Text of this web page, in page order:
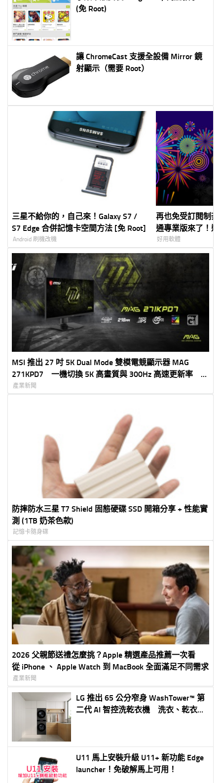
(免 Root)
讓 ChromeCast 支援全設備 Mirror 鏡
射顯示（需要 Root）
三星不給你的，自己來！Galaxy S7 /
S7 Edge 合併記憶卡空間方法 [免 Root]
Android 刷機改機
再也免受訂閱制荼
通專業版來了！
好用軟體
MSI 推出 27 吋 5K Dual Mode 雙模電競顯示器 MAG
271KPD7 一機切換 5K 高畫質與 300Hz 高速更新率 滿
足創作、娛樂與電競需求
產業新聞
防摔防水三星 T7 Shield 固態硬碟 SSD 開箱分享 + 性能實
測 (1TB 奶茶色款)
記憶卡隨身碟
2026 父親節送禮怎麼挑？Apple 精選產品推薦一次看
從 iPhone 、 Apple Watch 到 MacBook 全面滿足不同需求
產業新聞
LG 推出 65 公分窄身 WashTower™ 第
二代 AI 智控洗乾衣機 洗衣、乾衣雙
U11 馬上安裝升級 U11+ 新功能 Edge
launcher！免破解馬上可用！